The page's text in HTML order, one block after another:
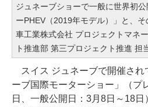
ジュネーブショーで一般に世界初
ーPHEV（2019年モデル）」と、
車工業株式会社 プロジェクトマネ
ト推進部 第三プロジェクト推進 担
スイス ジュネーブで開催され
ーブ国際モーターショー」（プ
日、一般公開日：3月8日～18